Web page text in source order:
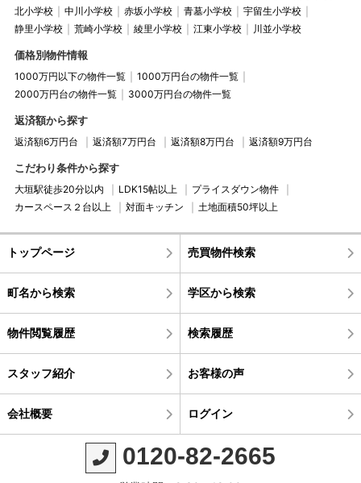
北小学校
中川小学校 赤坂小学校 青墓小学校
宇留生小学校
静里小学校
荒崎小学校 綾里小学校 江東小学校 川並小学校
価格別物件情報
1000万円以下の物件一覧
1000万円台の物件一覧
2000万円台の物件一覧
3000万円台の物件一覧
返済額から探す
返済額6万円台 返済額7万円台 返済額8万円台 返済額9万円台
こだわり条件から探す
大垣駅徒歩20分以内 LDK15帖以上
プライスダウン物件
カースペース２台以上
対面キッチン 土地面積50坪以上
トップページ 売買物件検索
町名から検索 学区から検索
物件閲覧履歴 検索履歴
スタッフ紹介 お客様の声
会社概要 ログイン
0120-82-2665